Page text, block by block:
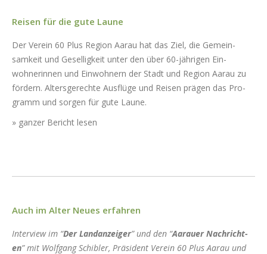
Reisen für die gute Laune
Der Vere­in 60 Plus Region Aarau hat das Ziel, die Gemein­
samkeit und Gesel­ligkeit unter den über 60-jähri­gen Ein­
wohner­in­nen und Ein­wohn­ern der Stadt und Region Aarau zu
fördern. Alters­gerechte Ausflüge und Reisen prä­gen das Pro­
gramm und sor­gen für gute Laune.
» ganz­er Bericht lesen
Auch im Alter Neues erfahren
Inter­view im “Der Lan­danzeiger” und den “Aarauer Nachricht­
en” mit Wolf­gang Schi­bler, Präsi­dent Vere­in 60 Plus Aarau und